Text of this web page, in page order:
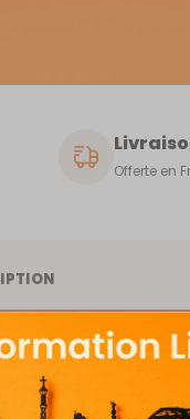
Offerte en